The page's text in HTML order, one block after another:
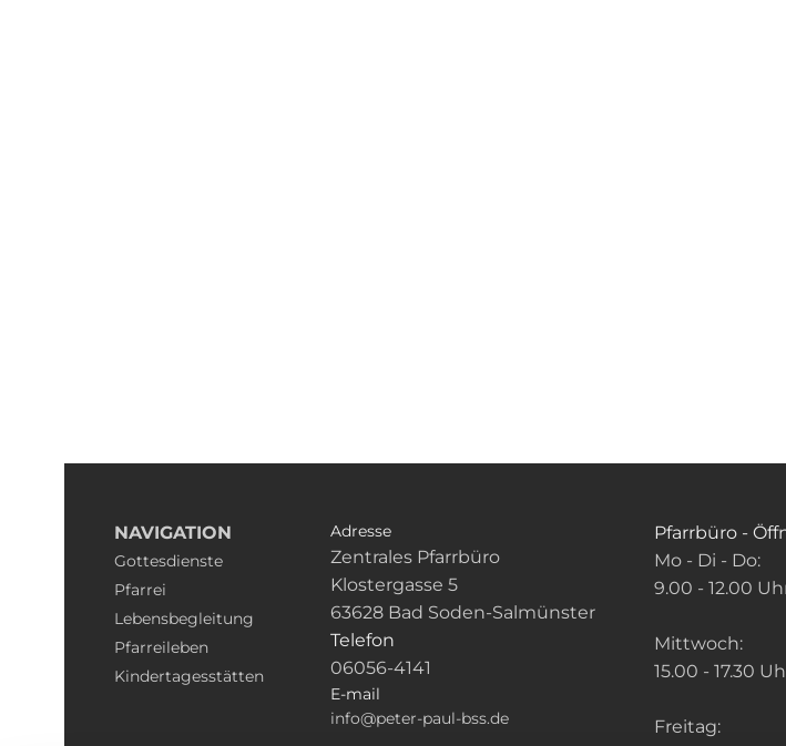
NAVIGATION
Gottesdienste
Pfarrei
Lebensbegleitung
Pfarreileben
Kindertagesstätten
Adresse
Zentrales Pfarrbüro
Klostergasse 5
63628 Bad Soden-Salmünster
Telefon
06056-4141
E-mail
info@peter-paul-bss.de
Pfarrbüro -
Mo - Di - Do:
9.00 - 12.00
Mittwoch:
15.00 - 17.30
Freitag: